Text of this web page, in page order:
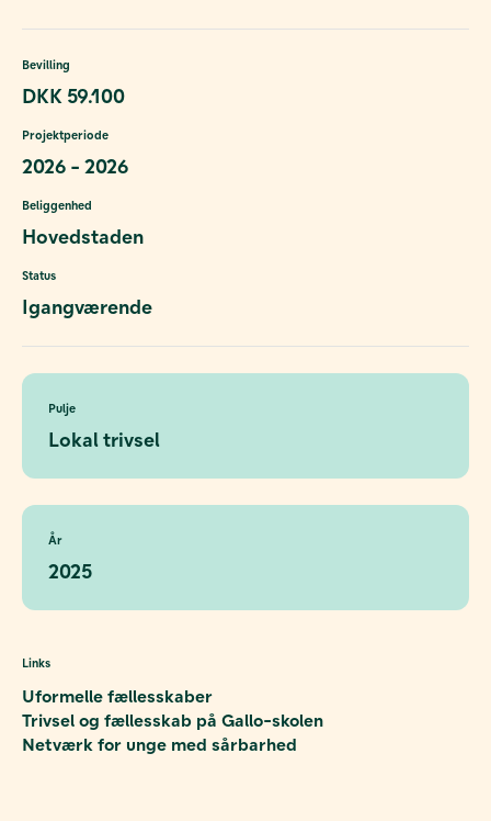
Bevilling
DKK 59.100
Projektperiode
2026 - 2026
Beliggenhed
Hovedstaden
Status
Igangværende
Pulje
Lokal trivsel
År
2025
Links
Uformelle fællesskaber
Trivsel og fællesskab på Gallo-skolen
Netværk for unge med sårbarhed